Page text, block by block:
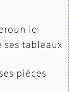
ici
ses tableaux
pièces